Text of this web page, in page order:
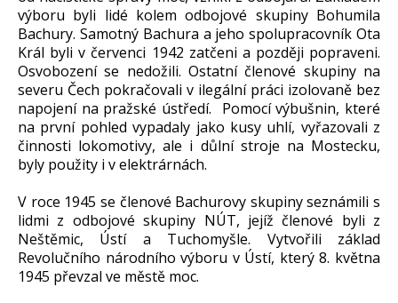
výboru byli lidé kolem odbojové skupiny Bohumila
Bachury. Samotný Bachura a jeho spolupracovník Ota
Král byli v červenci 1942 zatčeni a později popraveni.
Osvobození se nedožili. Ostatní členové skupiny na
severu Čech pokračovali v ilegální práci izolovaně bez
napojení na pražské ústředí. Pomocí výbušnin, které
na první pohled vypadaly jako kusy uhlí, vyřazovali z
činnosti lokomotivy, ale i důlní stroje na Mostecku,
byly použity i v elektrárnách.
V roce 1945 se členové Bachurovy skupiny seznámili s
lidmi z odbojové skupiny NÚT, jejíž členové byli z
Neštěmic, Ústí a Tuchomyšle. Vytvořili základ
Revolučního národního výboru v Ústí, který 8. května
1945 převzal ve městě moc.